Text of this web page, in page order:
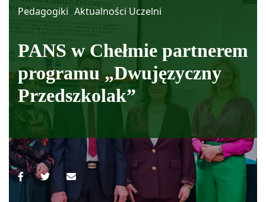
Pedagogiki Aktualności Uczelni
PANS w Chełmie partnerem
programu „Dwujęzyczny
Przedszkolak”